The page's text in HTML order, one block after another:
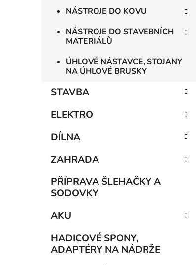
NÁSTROJE DO KOVU
NÁSTROJE DO STAVEBNÍCH
MATERIÁLŮ
ÚHLOVÉ NÁSTAVCE, STOJANY
NA ÚHLOVÉ BRUSKY
STAVBA
ELEKTRO
DÍLNA
ZAHRADA
PŘÍPRAVA ŠLEHAČKY A
SODOVKY
AKU
HADICOVÉ SPONY,
ADAPTÉRY NA NÁDRŽE